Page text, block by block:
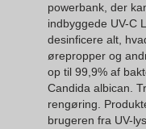
powerbank, der
indbyggede UV-C
desinficere alt,
ørepropper og
op til 99,9% af
Candida albican.
rengøring.
brugeren fra UV-